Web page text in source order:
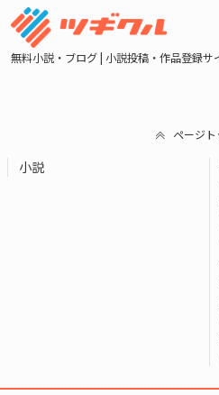
無料小説・ブログ | 小説投稿・作品登録サ
ページ
小説